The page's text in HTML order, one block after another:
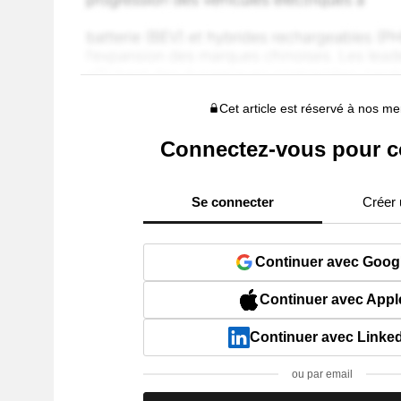
Cet article est réservé à nos
Connectez-vous pour
Se connecter Créer
Continuer avec
Continuer avec
Continuer avec
ou par email